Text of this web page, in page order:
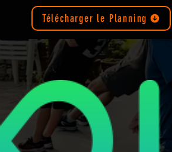
Télécharger le Planning